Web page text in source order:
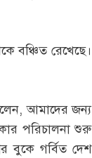
বঞ্চিত রেখেছে।
আমাদের জন্য
পরিচালনা শুরু
বুকে গর্বিত দেশ